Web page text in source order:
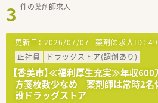
3 件の薬剤師求人
更新日： 2026/07/07 薬剤師求人ID：
正社員
ドラッグストア(調剤あり)
【香美市】≪福利厚生充実≫年収
方箋枚数少なめ 薬剤師は常時2
設ドラッグストア